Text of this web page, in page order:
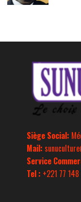
Siège Social:
Mail:
Service
Tel : +221 77